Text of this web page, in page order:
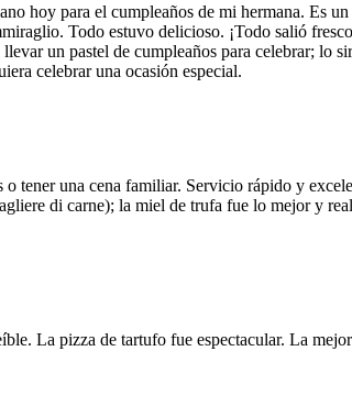
hoy para el cumpleaños de mi hermana. Es
Todo estuvo delicioso. ¡Todo salió
un pastel de cumpleaños para celebrar; lo
celebrar una ocasión especial.
tener una cena familiar. Servicio rápido y
di carne); la miel de trufa fue lo mejor y
La pizza de tartufo fue espectacular. La